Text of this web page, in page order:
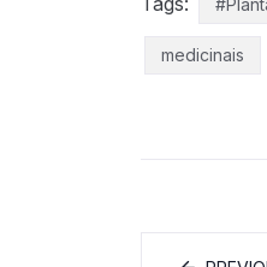
medicinais